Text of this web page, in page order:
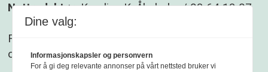
Nettredaktør: Karoline K. Åbyholm/ 93 64 13 07
Følg gjerne Sikkerhet og beredskap på
og
Linkedin.
Dine valg:
Informasjonskapsler og personvern
For å gi deg relevante annonser på vårt nettsted bruker vi